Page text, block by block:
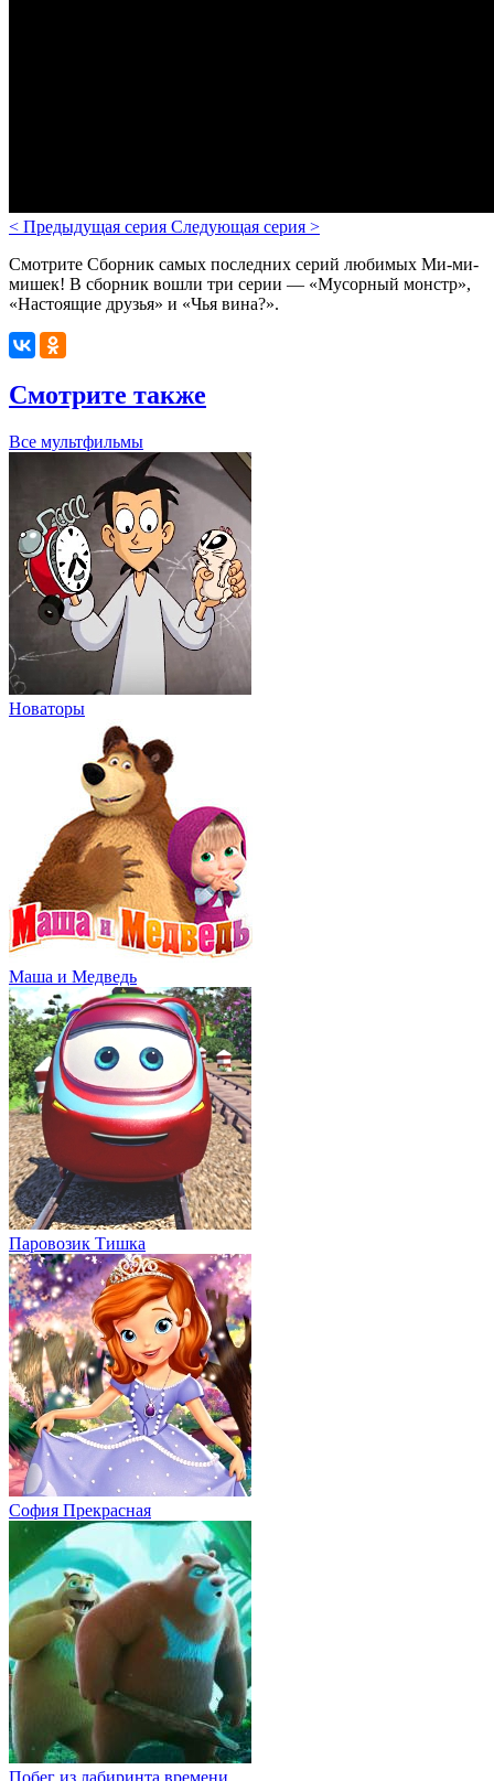
< Предыдущая серия Следующая серия >
Смотрите Сборник самых последних серий любимых Ми-ми-
мишек! В сборник вошли три серии — «Мусорный монстр»,
«Настоящие друзья» и «Чья вина?».
Смотрите также
Все мультфильмы
Новаторы
Маша и Медведь
Паровозик Тишка
София Прекрасная
Побег из лабиринта времени